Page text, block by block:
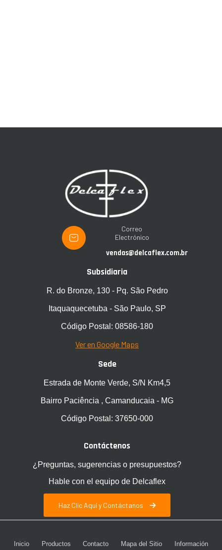
Correo
Electrónico
vendas@delcaflex.com.br
Subsidiaria
R. do Bronze, 130 - Pq. São Pedro
Itaquaquecetuba - São Paulo, SP
Código Postal: 08586-180
Ver en Google Maps
Sede
Estrada de Monte Verde, S/N Km4,5
Bairro Paciência , Camanducaia - MG
Código Postal: 37650-000
Contáctenos
¿Preguntas, sugerencias o presupuestos?
Hable con el equipo de Delcaflex
Haz Clic Aquí y Contáctanos
Inicio Productos Contacto Mapa del Sitio Información